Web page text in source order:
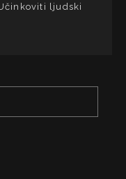
ljudski